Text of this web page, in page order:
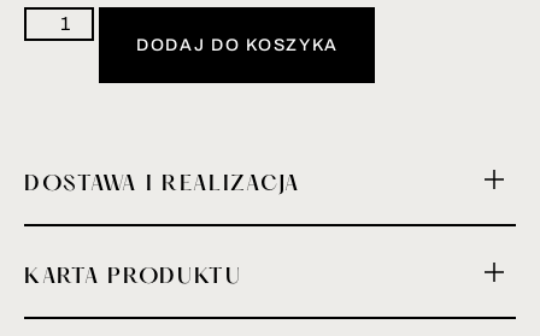
DODAJ DO KOSZYKA
DOSTAWA I REALIZACJA
KARTA PRODUKTU